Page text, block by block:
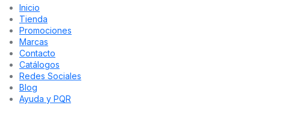
Inicio
Tienda
Promociones
Marcas
Contacto
Catálogos
Redes Sociales
Blog
Ayuda y PQR